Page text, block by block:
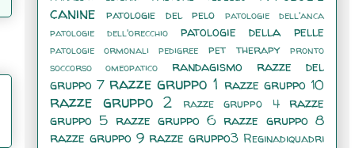
canine
patologie del pelo
patologie dell'anca
patologie dell'orecchio
patologie della pelle
patologie ormonali pedigree pet therapy
pronto
soccorso omeopatico
randagismo
razze del
gruppo 7 razze gruppo 1 razze gruppo 10
razze gruppo 2 razze gruppo 4
razze
gruppo 5 razze gruppo 6 razze gruppo 8
razze gruppo 9 razze gruppo3 Reginadiquadri